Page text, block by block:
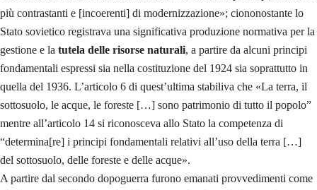
più contrastanti e [incoerenti] di modernizzazione»; ciononostante lo
Stato sovietico registrava una significativa produzione normativa per la
gestione e la tutela delle risorse naturali, a partire da alcuni principi
fondamentali espressi sia nella costituzione del 1924 sia soprattutto in
quella del 1936. L’articolo 6 di quest’ultima stabiliva che «La terra, il
sottosuolo, le acque, le foreste […] sono patrimonio di tutto il popolo”
mentre all’articolo 14 si riconosceva allo Stato la competenza di
“determina[re] i principi fondamentali relativi all’uso della terra […]
del sottosuolo, delle foreste e delle acque».
A partire dal secondo dopoguerra furono emanati provvedimenti come